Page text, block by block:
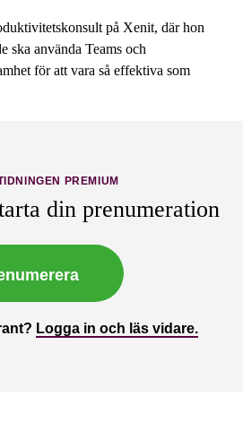
på Xenit, där hon
ska använda Teams och
för att vara så effektiva som
PREMIUM
din prenumeration
Logga in och läs vidare.